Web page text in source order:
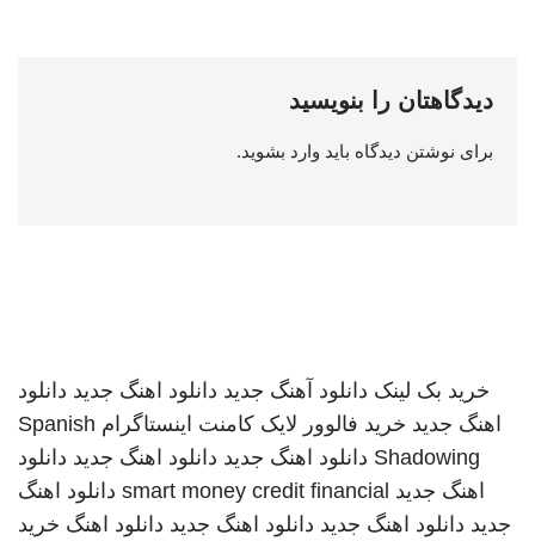
دیدگاهتان را بنویسید
برای نوشتن دیدگاه باید وارد بشوید.
خرید بک لینک دانلود آهنگ جدید دانلود اهنگ جدید دانلود
اهنگ جدید خرید فالوور لایک کامنت اینستاگرام Spanish
Shadowing دانلود اهنگ جدید دانلود اهنگ جدید دانلود
اهنگ جدید smart money credit financial دانلود اهنگ
جدید دانلود اهنگ جدید دانلود اهنگ جدید دانلود اهنگ خرید